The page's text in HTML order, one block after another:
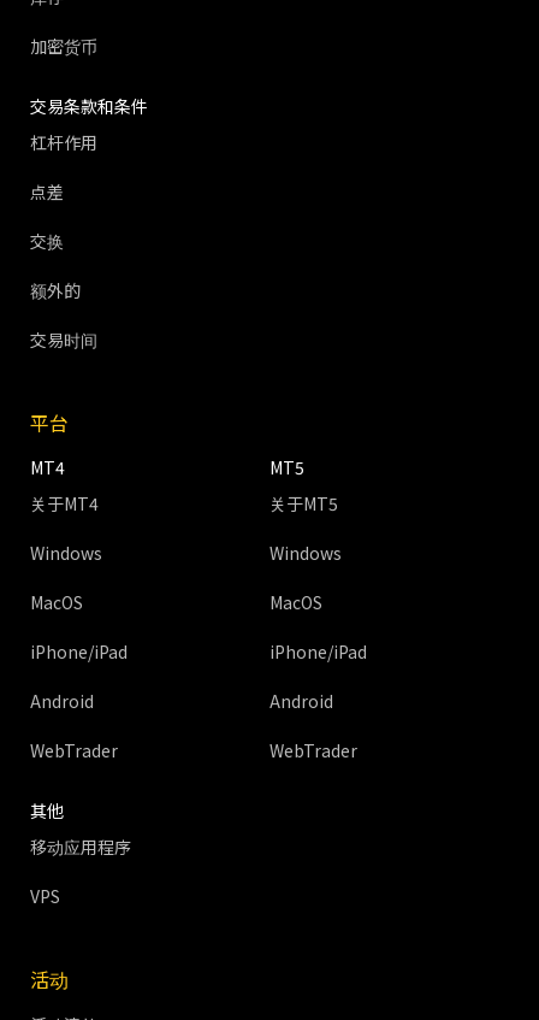
加密货币
交易条款和条件
杠杆作用
点差
交换
额外的
交易时间
平台
MT4
关于MT4
Windows
MacOS
iPhone/iPad
Android
WebTrader
MT5
关于MT5
Windows
MacOS
iPhone/iPad
Android
WebTrader
其他
移动应用程序
VPS
活动